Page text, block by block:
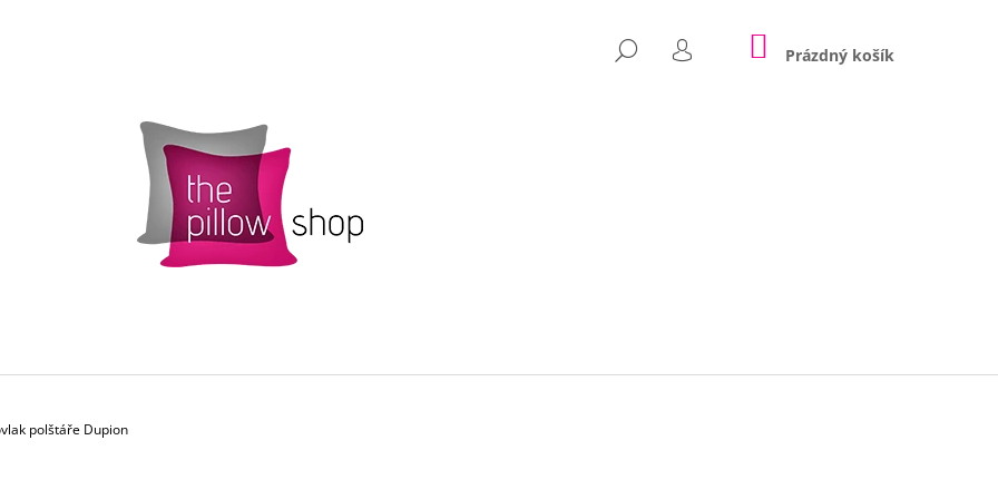
HLEDAT
PŘIHLÁŠENÍ
NÁKUPNÍ
KOŠÍK
Prázdný košík
polštáře Dupion
CO POTŘEBUJETE NAJÍT?
HLEDAT